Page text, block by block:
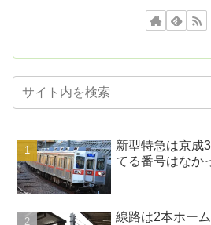
新型特急は京成
てる番号はなか
線路は2本ホー